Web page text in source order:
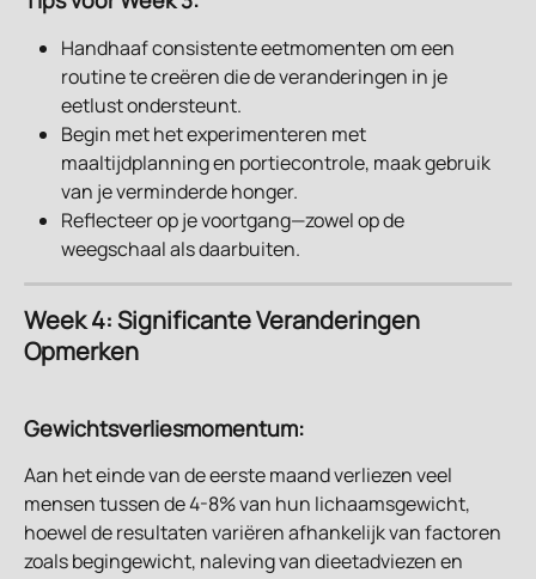
Handhaaf consistente eetmomenten om een
routine te creëren die de veranderingen in je
eetlust ondersteunt.
Begin met het experimenteren met
maaltijdplanning en portiecontrole, maak gebruik
van je verminderde honger.
Reflecteer op je voortgang—zowel op de
weegschaal als daarbuiten.
Week 4: Significante Veranderingen
Opmerken
Gewichtsverliesmomentum:
Aan het einde van de eerste maand verliezen veel
mensen tussen de 4-8% van hun lichaamsgewicht,
hoewel de resultaten variëren afhankelijk van factoren
zoals begingewicht, naleving van dieetadviezen en